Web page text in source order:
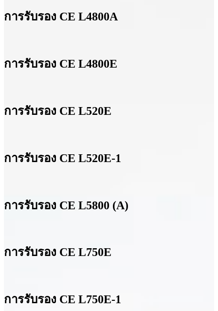
การรับรอง CE L4800A
การรับรอง CE L4800E
การรับรอง CE L520E
การรับรอง CE L520E-1
การรับรอง CE L5800 (A)
การรับรอง CE L750E
การรับรอง CE L750E-1